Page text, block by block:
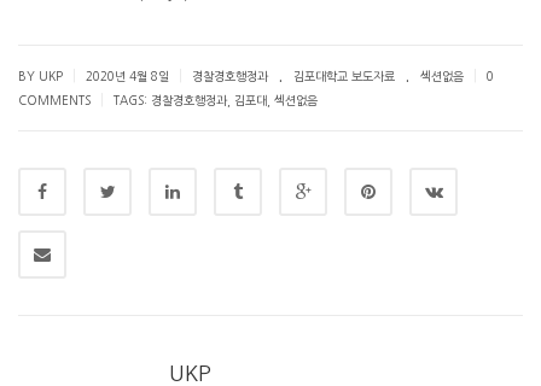
BY UKP 2020년 4월 8일 경찰경호행정과 김포대학교 보도자료 섹션없음
0
COMMENTS
TAGS: 경찰경호행정과 김포대 섹션없음
UKP